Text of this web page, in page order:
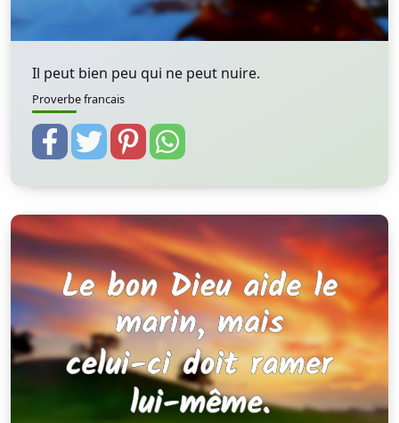
Il peut bien peu qui ne peut nuire.
Proverbe francais